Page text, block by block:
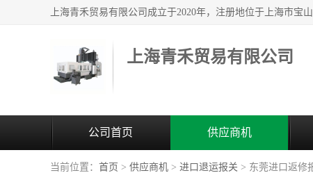
上海青禾贸易有限公司
公司首页 供应商机
当前位置： 首页 > 供应商机 > 进口退运报关 > 东莞进口返修